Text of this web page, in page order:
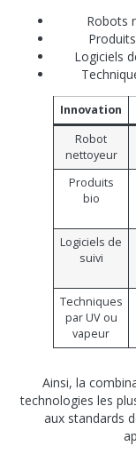
Robots
Logiciels
Innovation
Robot
nettoyeur
Produits
bio
Logiciels de
suivi
Techniques
par UV ou
vapeur
Ainsi, la
technologies les
aux standards